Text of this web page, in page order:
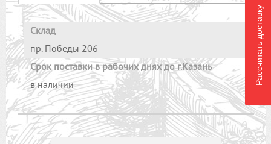
Склад
пр. Победы 206
Cрок поставки в рабочих днях до г.Казань
в наличии
Рассчитать доставку